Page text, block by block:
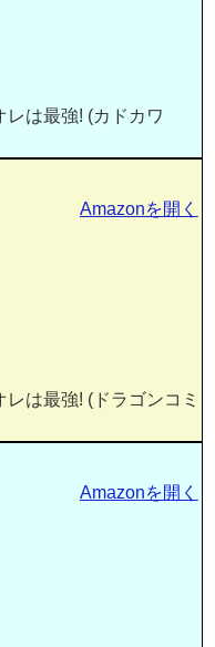
は最強! (カドカワ
は最強! (ドラゴンコミ
Amazonを開く
Amazonを開く